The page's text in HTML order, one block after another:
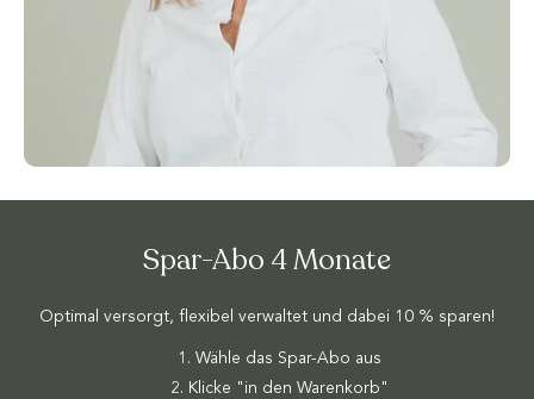
Spar-Abo 4 Monate
Optimal versorgt, flexibel verwaltet und dabei 10 % sparen!
Wähle das Spar-Abo aus
Klicke "in den Warenkorb"